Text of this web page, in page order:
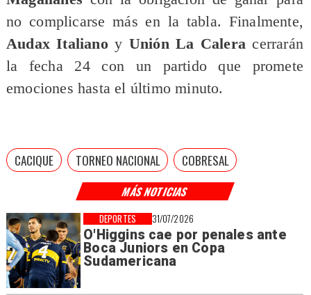
MÁS NOTICIAS
31/07/2026
O'Higgins cae por penales ante
Boca Juniors en Copa
Sudamericana
DEPORTES
no complicarse más en la tabla. Finalmente,
Audax Italianoy Unión La Caleracerrarán
la fecha 24 con un partido que promete
emociones hasta el último minuto.
CACIQUE TORNEO NACIONAL COBRESAL